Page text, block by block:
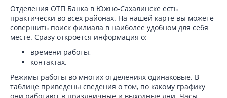
Отделения ОТП Банка в Южно-Сахалинске есть
практически во всех районах. На нашей карте вы можете
совершить поиск филиала в наиболее удобном для себя
месте. Сразу откроется информация о:
времени работы,
контактах.
Режимы работы во многих отделениях одинаковые. В
таблице приведены сведения о том, по какому графику